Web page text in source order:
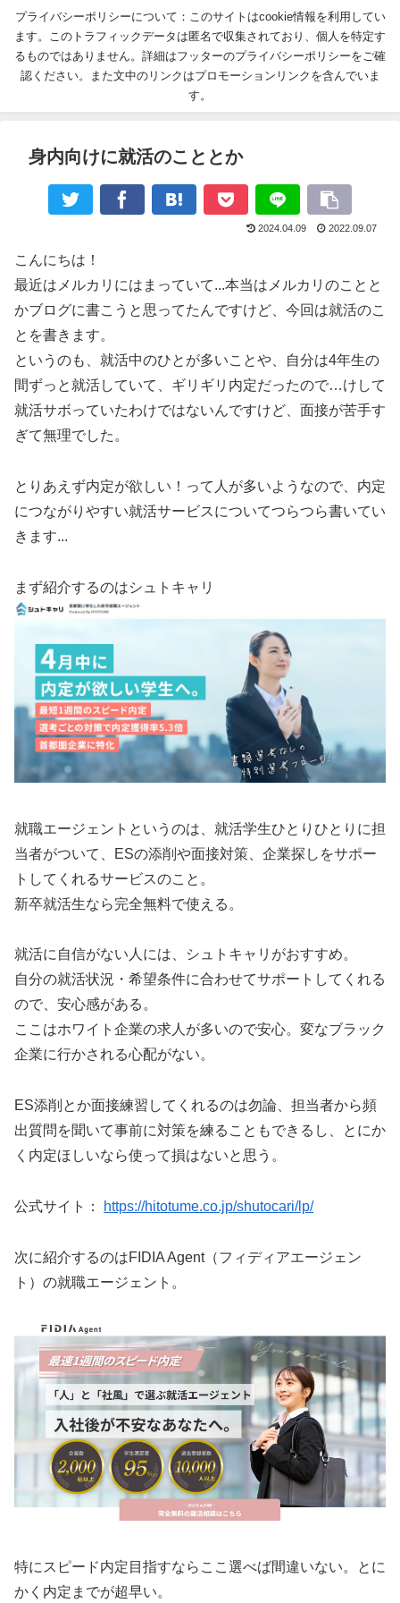
プライバシーポリシーについて：このサイトはcookie情報を利用してい
ます。このトラフィックデータは匿名で収集されており、個人を特定す
るものではありません。詳細はフッターのプライバシーポリシーをご確
認ください。また文中のリンクはプロモーションリンクを含んでいま
す。
身内向けに就活のこととか
2024.04.09 2022.09.07
こんにちは！
最近はメルカリにはまっていて...本当はメルカリのことと
かブログに書こうと思ってたんですけど、今回は就活のこ
とを書きます。
というのも、就活中のひとが多いことや、自分は4年生の
間ずっと就活していて、ギリギリ内定だったので…けして
就活サボっていたわけではないんですけど、面接が苦手す
ぎて無理でした。
とりあえず内定が欲しい！って人が多いようなので、内定
につながりやすい就活サービスについてつらつら書いてい
きます...
まず紹介するのはシュトキャリ
就職エージェントというのは、就活学生ひとりひとりに担
当者がついて、ESの添削や面接対策、企業探しをサポー
トしてくれるサービスのこと。
新卒就活生なら完全無料で使える。
就活に自信がない人には、シュトキャリがおすすめ。
自分の就活状況・希望条件に合わせてサポートしてくれる
ので、安心感がある。
ここはホワイト企業の求人が多いので安心。変なブラック
企業に行かされる心配がない。
ES添削とか面接練習してくれるのは勿論、担当者から頻
出質問を聞いて事前に対策を練ることもできるし、とにか
く内定ほしいなら使って損はないと思う。
公式サイト： https://hitotume.co.jp/shutocari/lp/
次に紹介するのはFIDIA Agent（フィディアエージェン
ト）の就職エージェント。
特にスピード内定目指すならここ選べば間違いない。とに
かく内定までが超早い。